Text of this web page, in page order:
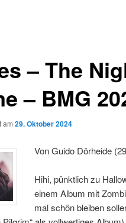
– The
– BMG
am 29. Oktober 2024
Von Guido Dörheide
Hihi, pünktlich zu
einem Album mit
mal schön bleiben